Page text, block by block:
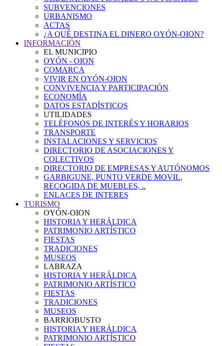
SUBVENCIONES
URBANISMO
ACTAS
¿A QUÉ DESTINA EL DINERO OYÓN-OION?
INFORMACIÓN
EL MUNICIPIO
OYÓN - OION
COMARCA
VIVIR EN OYÓN-OION
CONVIVENCIA Y PARTICIPACIÓN
ECONOMÍA
DATOS ESTADÍSTICOS
UTILIDADES
TELÉFONOS DE INTERÉS Y HORARIOS
TRANSPORTE
INSTALACIONES Y SERVICIOS
DIRECTORIO DE ASOCIACIONES Y
COLECTIVOS
DIRECTORIO DE EMPRESAS Y AUTÓNOMOS
GARBIGUNE, PUNTO VERDE MOVIL,
RECOGIDA DE MUEBLES, ..
ENLACES DE INTERES
TURISMO
OYÓN-OION
HISTORIA Y HERÁLDICA
PATRIMONIO ARTÍSTICO
FIESTAS
TRADICIONES
MUSEOS
LABRAZA
HISTORIA Y HERÁLDICA
PATRIMONIO ARTÍSTICO
FIESTAS
TRADICIONES
MUSEOS
BARRIOBUSTO
HISTORIA Y HERÁLDICA
PATRIMONIO ARTÍSTICO